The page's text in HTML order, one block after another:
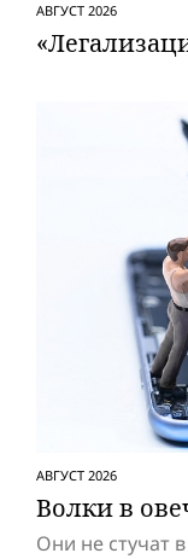
АВГУСТ 2026
АВГУСТ 2026
Волки в
Они не стучат